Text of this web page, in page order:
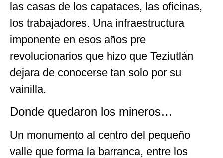
las casas de los capataces, las oficinas,
los trabajadores. Una infraestructura
imponente en esos años pre
revolucionarios que hizo que Teziutlán
dejara de conocerse tan solo por su
vainilla.
Donde quedaron los mineros…
Un monumento al centro del pequeño
valle que forma la barranca, entre los